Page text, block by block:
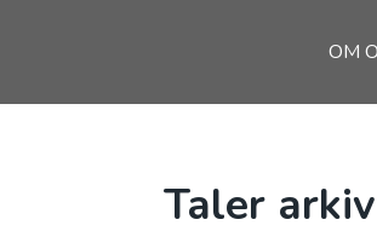
OM
Taler arkiv